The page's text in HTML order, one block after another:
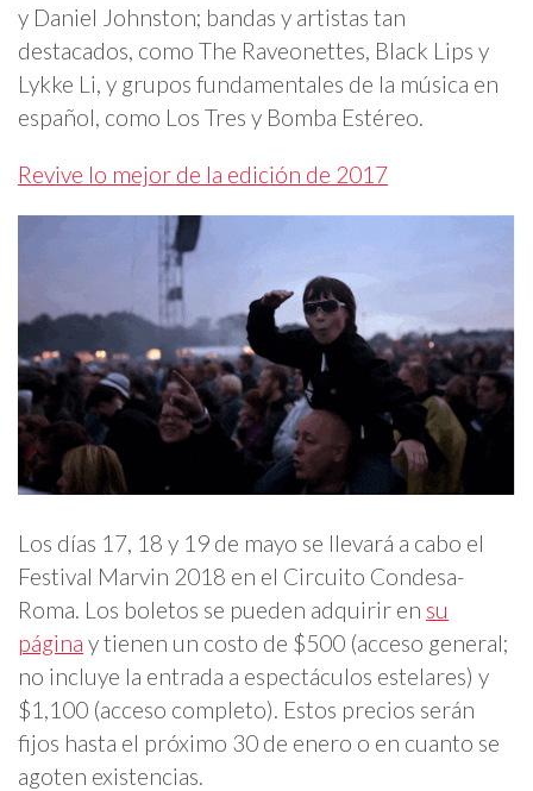
y Daniel Johnston; bandas y artistas tan
destacados, como The Raveonettes, Black Lips y
Lykke Li, y grupos fundamentales de la música en
español, como Los Tres y Bomba Estéreo.
Revive lo mejor de la edición de 2017
Los días 17, 18 y 19 de mayo se llevará a cabo el
Festival Marvin 2018 en el Circuito Condesa-
Roma. Los boletos se pueden adquirir en su
página y tienen un costo de $500 (acceso general;
no incluye la entrada a espectáculos estelares) y
$1,100 (acceso completo). Estos precios serán
fijos hasta el próximo 30 de enero o en cuanto se
agoten existencias.